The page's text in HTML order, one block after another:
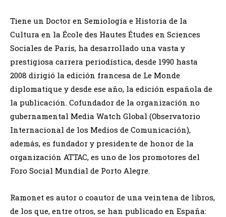
Tiene un Doctor en Semiología e Historia de la
Cultura en la École des Hautes Études en Sciences
Sociales de París, ha desarrollado una vasta y
prestigiosa carrera periodística, desde 1990 hasta
2008 dirigió la edición francesa de Le Monde
diplomatique y desde ese año, la edición española de
la publicación. Cofundador de la organización no
gubernamental Media Watch Global (Observatorio
Internacional de los Medios de Comunicación),
además, es fundador y presidente de honor de la
organización ATTAC, es uno de los promotores del
Foro Social Mundial de Porto Alegre.
Ramonet es autor o coautor de una veintena de libros,
de los que, entre otros, se han publicado en España: